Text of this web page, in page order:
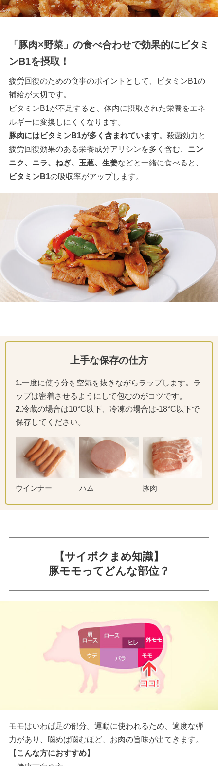
「豚肉×野菜」の食べ合わせで効果的にビタミ
ンB1を摂取！
疲労回復のための食事のポイントとして、ビタミンB1の
補給が大切です。
ビタミンB1が不足すると、体内に摂取された栄養をエネ
ルギーに変換しにくくなります。
豚肉にはビタミンB1が多く含まれています。殺菌効力と
疲労回復効果のある栄養成分アリシンを多く含む、 ニン
ニク、ニラ、ねぎ、玉葱、生姜などと一緒に食べると、
ビタミンB1の吸収率がアップします。
上手な保存の仕方
1.一度に使う分を空気を抜きながらラップします。ラ
ップは密着させるようにして包むのがコツです。
2.冷蔵の場合は10°C以下、冷凍の場合は-18°C以下で
保存してください。
ウインナー ハム 豚肉
【サイボクまめ知識】
豚モモってどんな部位？
モモはいわば足の部分。運動に使われるため、適度な弾
力があり、噛めば噛むほど、お肉の旨味が出てきます。
【こんな方におすすめ】